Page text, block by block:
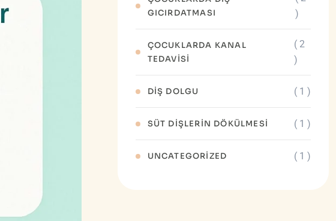
GICIRDATMASI
)
ÇOCUKLARDA KANAL
TEDAVISI
( 2
)
DIŞ DOLGU ( 1 )
SÜT DIŞLERIN DÖKÜLMESI ( 1 )
UNCATEGORIZED ( 1 )